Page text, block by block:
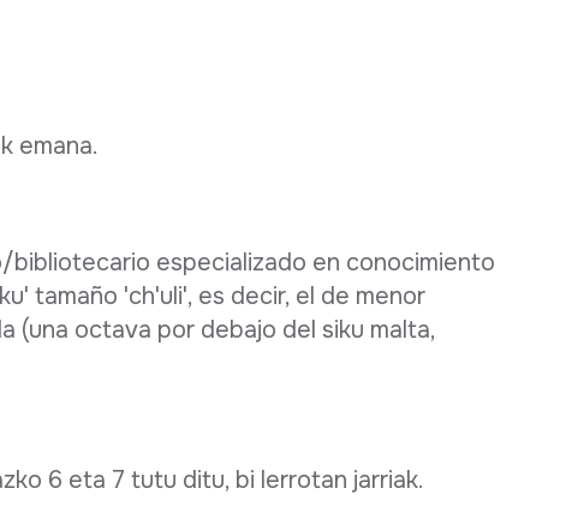
emana.
especializado en conocimiento
tamaño 'ch'uli', es decir, el de menor
(una octava por debajo del siku malta,
6 eta 7 tutu ditu, bi lerrotan jarriak.